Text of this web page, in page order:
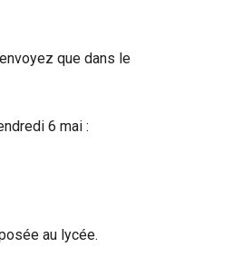
que dans le
6 mai :
au lycée.